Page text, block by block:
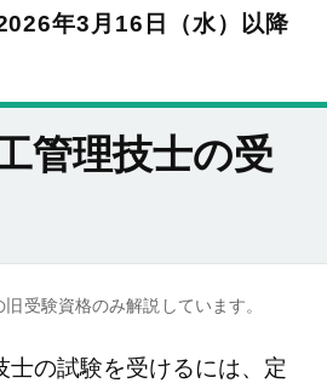
年3月16日（水）以降
管理技士の受
受験資格のみ解説しています。
士の試験を受けるには、定